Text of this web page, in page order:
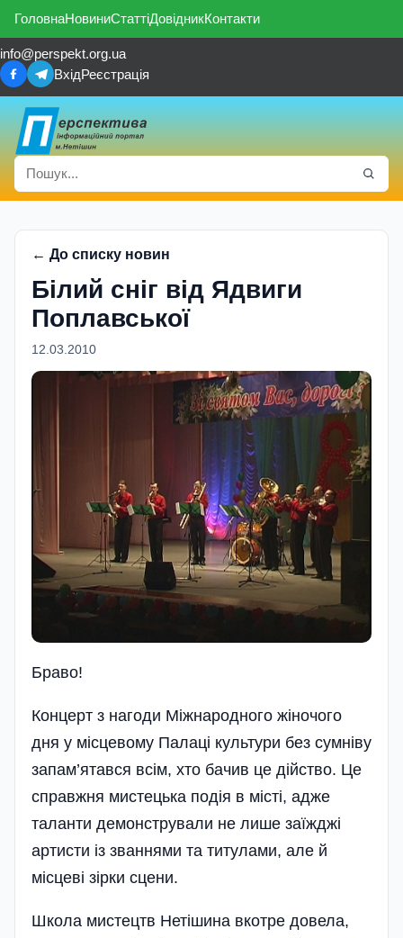
ГоловнаНовиниСтаттіДовідникКонтакти
info@perspekt.org.ua
ВхідРеєстрація
← До списку новин
Білий сніг від Ядвиги
Поплавської
12.03.2010
Браво!
Концерт з нагоди Міжнародного жіночого
дня у місцевому Палаці культури без сумніву
запам’ятався всім, хто бачив це дійство. Це
справжня мистецька подія в місті, адже
таланти демонстрували не лише заїжджі
артисти із званнями та титулами, але й
місцеві зірки сцени.
Школа мистецтв Нетішина вкотре довела,